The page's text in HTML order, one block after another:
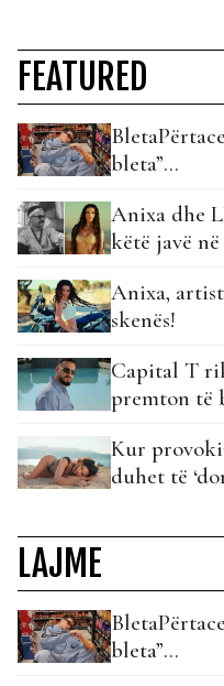
FEATURED
bleta”…
Anixa dhe
këtë javë
Anixa,
skenës!
Capital T
premton të
Kur
duhet të
LAJME
bleta”…